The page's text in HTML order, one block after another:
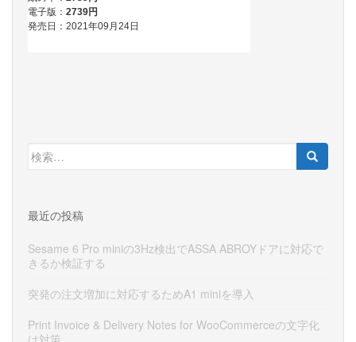
検
索:
最近の投稿
Sesame 6 Pro miniの3Hz検出でASSA ABROYドアに対応で
きるか検証する
突発の注文増加に対応するためA1 miniを導入
Print Invoice & Delivery Notes for WooCommerceの文字化
け対策